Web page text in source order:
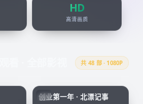
HD
高清画质
共 48 部 · 1080P
CN
创业第一年 · 北漂记事